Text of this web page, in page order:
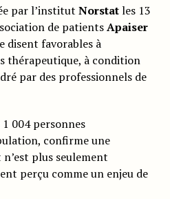
par l’institut Norstatles 13
de patientsApaiser
disent favorables à
thérapeutique, à condition
par des professionnels de
1 004 personnes
confirme une
plus seulement
perçu comme un enjeu de